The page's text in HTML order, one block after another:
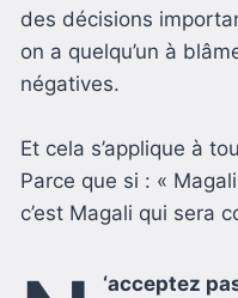
des décisions
on a quelqu’un à
négatives.
Et cela s’applique à
Parce que si : «
c’est Magali qui sera
‘acceptez